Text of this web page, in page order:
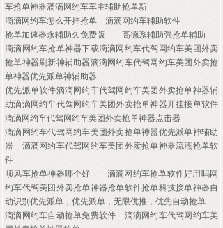
车抢单神器滴滴网约车车主辅助抢单新
滴滴网约车怎么开挂抢单
滴滴网约车辅助软件
抢单加速器永辅助久免费版
高德系辅助强抢单辅助
滴滴网约车抢单神器下载滴滴网约车代驾网约车美团外卖
抢单神器刷新神辅助器滴滴网约车代驾网约车美团外卖抢
单神器优先派单神辅助器
优先派单软件滴滴网约车代驾网约车美团外卖抢单神器辅
助滴滴网约车代驾网约车美团外卖抢单神器开挂接单软件
滴滴网约车代驾网约车美团外卖抢单神器点击器
滴滴网约车代驾网约车美团外卖抢单神器优先派单神辅助
器
滴滴网约车代驾网约车美团外卖抢单神器流燕抢单软
件
顺风车抢单神器哪个好
滴滴网约车抢单软件好用吗网
约车代驾美团外卖抢单神器抢单软件抢单科技接单神器自
动识别优先派单，优先派单，无限优推，优先自动抢单
滴滴网约车自动抢单免费软件
滴滴网约车代驾网约车美